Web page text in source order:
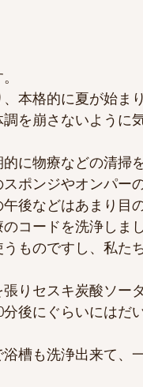
本格的に夏が始ま
を崩さないように
に物療などの清掃
ポンジやオンパー
後などはあまり目
コードを洗浄しま
ものですし、私た
りセスキ炭酸ソー
後にぐらいにはだ
槽も洗浄出来て、